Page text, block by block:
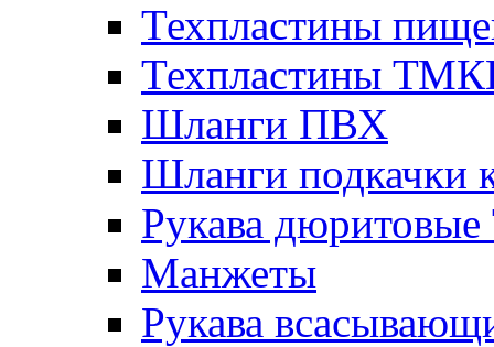
Техпластины
Техпластины
Шланги ПВХ
Шланги подкачки
Рукава
Манжеты
Рукава